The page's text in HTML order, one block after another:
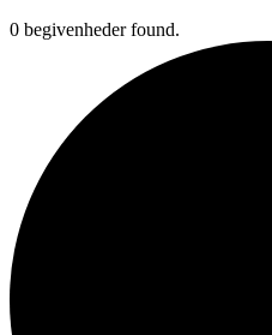
0 begivenheder found.